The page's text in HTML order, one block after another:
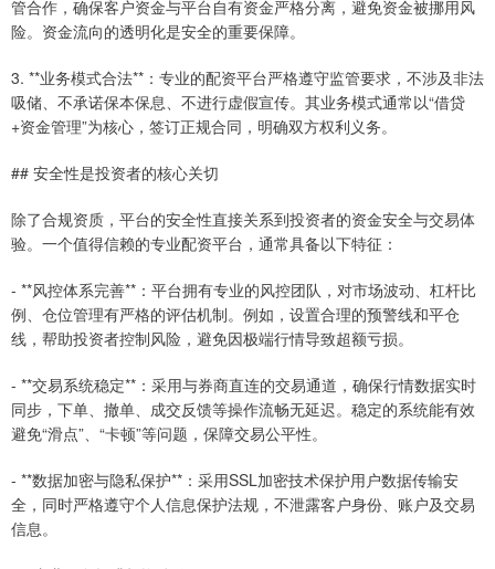
管合作，确保客户资金与平台自有资金严格分离，避免资金被挪用风
险。资金流向的透明化是安全的重要保障。
3. **业务模式合法**：专业的配资平台严格遵守监管要求，不涉及非法
吸储、不承诺保本保息、不进行虚假宣传。其业务模式通常以“借贷
+资金管理”为核心，签订正规合同，明确双方权利义务。
## 安全性是投资者的核心关切
除了合规资质，平台的安全性直接关系到投资者的资金安全与交易体
验。一个值得信赖的专业配资平台，通常具备以下特征：
- **风控体系完善**：平台拥有专业的风控团队，对市场波动、杠杆比
例、仓位管理有严格的评估机制。例如，设置合理的预警线和平仓
线，帮助投资者控制风险，避免因极端行情导致超额亏损。
- **交易系统稳定**：采用与券商直连的交易通道，确保行情数据实时
同步，下单、撤单、成交反馈等操作流畅无延迟。稳定的系统能有效
避免“滑点”、“卡顿”等问题，保障交易公平性。
- **数据加密与隐私保护**：采用SSL加密技术保护用户数据传输安
全，同时严格遵守个人信息保护法规，不泄露客户身份、账户及交易
信息。